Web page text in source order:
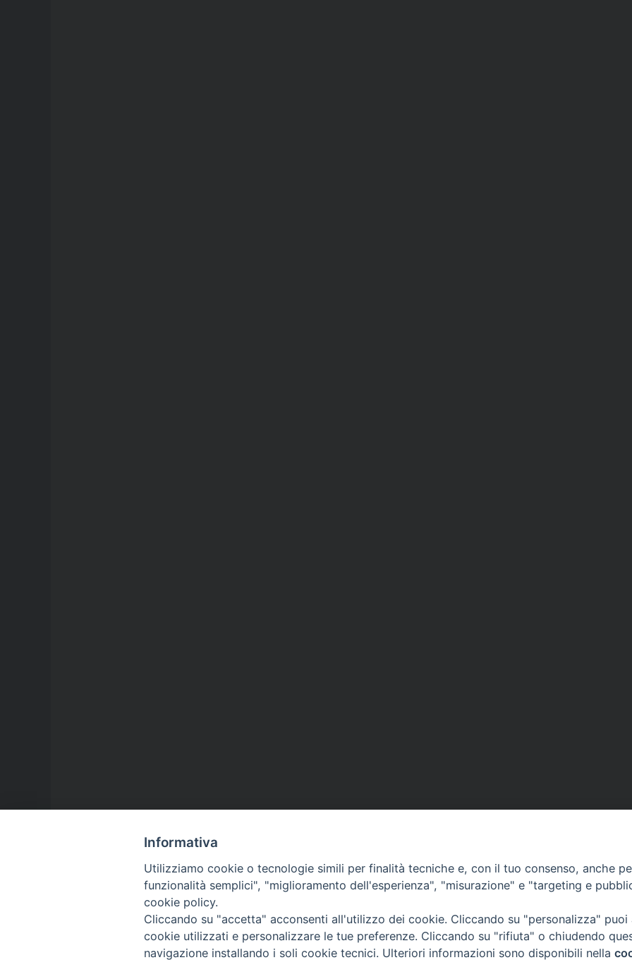
Informativa
Utilizziamo cookie o tecnologie simili per finalità tecniche e, con il tuo consenso, anche
funzionalità semplici", "miglioramento dell'esperienza", "misurazione" e "targeting e
cookie policy.
Cliccando su "accetta" acconsenti all'utilizzo dei cookie. Cliccando su "personalizza"
cookie utilizzati e personalizzare le tue preferenze. Cliccando su "rifiuta" o chiudendo
navigazione installando i soli cookie tecnici. Ulteriori informazioni sono disponibili nella